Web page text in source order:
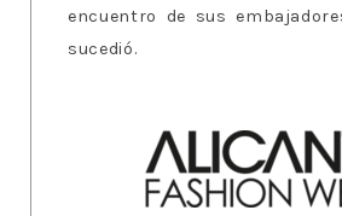
encuentro de sus
sucedió.